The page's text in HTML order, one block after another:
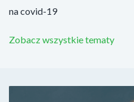
na covid-19
Zobacz wszystkie tematy